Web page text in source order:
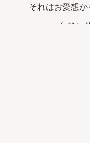
それはお愛想か
自然と戯